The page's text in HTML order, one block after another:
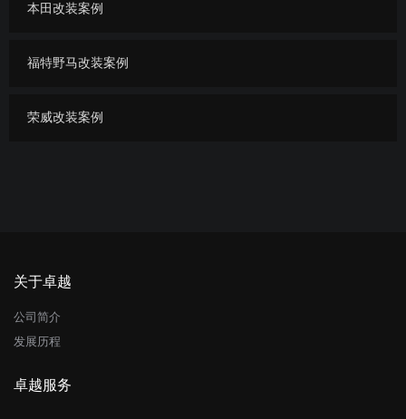
本田改装案例
福特野马改装案例
荣威改装案例
关于卓越
公司简介
发展历程
卓越服务